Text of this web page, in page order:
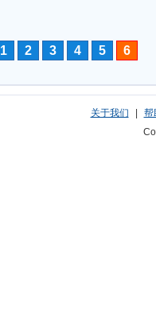
1 2 3 4 5 6
关于我们
帮